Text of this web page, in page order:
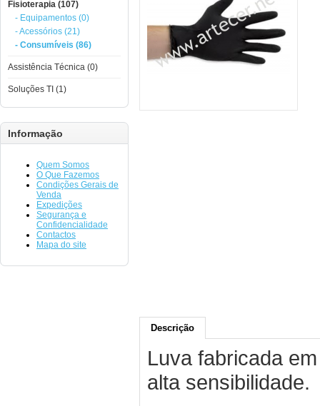
Fisioterapia (107)
- Equipamentos (0)
- Acessórios (21)
- Consumíveis (86)
Assistência Técnica (0)
Soluções TI (1)
Informação
Quem Somos
O Que Fazemos
Condições Gerais de
Venda
Expedições
Segurança e
Confidencialidade
Contactos
Mapa do site
Descrição
Luva fabricada
alta sensibilidade.